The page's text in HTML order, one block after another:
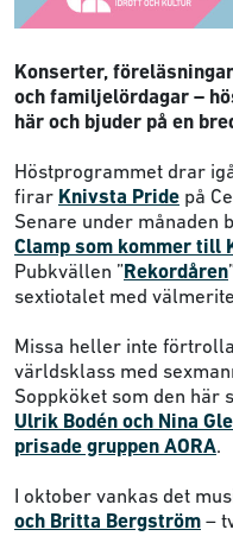
Konserter,
och familjelördagar –
här och bjuder på en
Höstprogrammet drar
firar Knivsta Pride på
Senare under månaden
Clamp som kommer till
Pubkvällen ”Rekordåren
sextiotalet med
Missa heller inte
världsklass med
Soppköket som den här
Ulrik Bodén och Nina
prisade gruppen AORA.
I oktober vankas det
och Britta Bergström –